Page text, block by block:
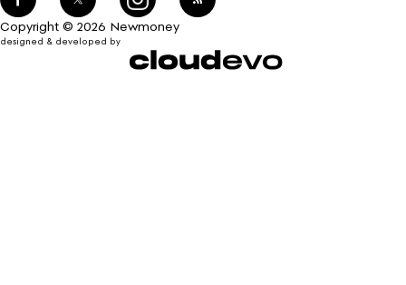
Copyright © 2026 Newmoney
designed & developed by